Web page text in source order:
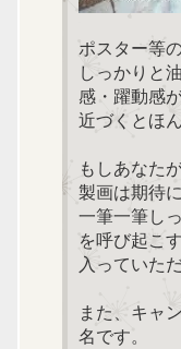
ポスター等
しっかりと
感・躍動感
近づくとほ
もしあなた
製画は期待
一筆一筆し
を呼び起こ
入っていた
また、キャ
名です。